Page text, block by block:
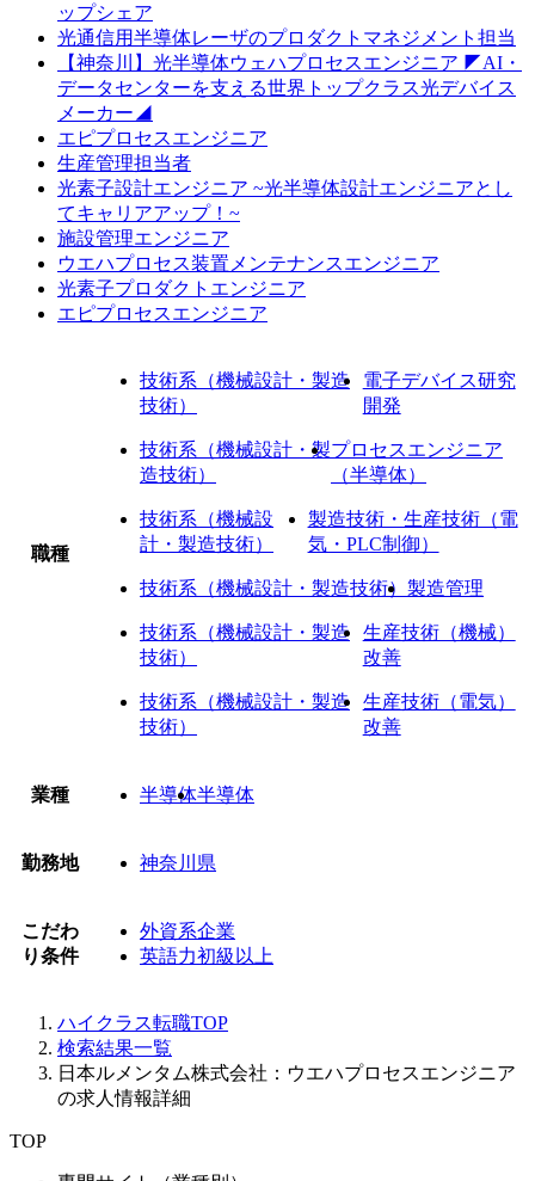
ップシェア
光通信用半導体レーザのプロダクトマネジメント担当
【神奈川】光半導体ウェハプロセスエンジニア ◤AI・
データセンターを支える世界トップクラス光デバイス
メーカー◢
エピプロセスエンジニア
生産管理担当者
光素子設計エンジニア ~光半導体設計エンジニアとし
てキャリアアップ！~
施設管理エンジニア
ウエハプロセス装置メンテナンスエンジニア
光素子プロダクトエンジニア
エピプロセスエンジニア
職種
技術系（機械設計・製造
技術）
電子デバイス研究
開発
技術系（機械設計・製
造技術）
プロセスエンジニア
（半導体）
技術系（機械設
計・製造技術）
製造技術・生産技術（電
気・PLC制御）
技術系（機械設計・製造技術） 製造管理
技術系（機械設計・製造
技術）
生産技術（機械）
改善
技術系（機械設計・製造
技術）
生産技術（電気）
改善
業種 半導体半導体
勤務地 神奈川県
こだわ
り条件
外資系企業
英語力初級以上
ハイクラス転職TOP
検索結果一覧
日本ルメンタム株式会社：ウエハプロセスエンジニア
の求人情報詳細
TOP